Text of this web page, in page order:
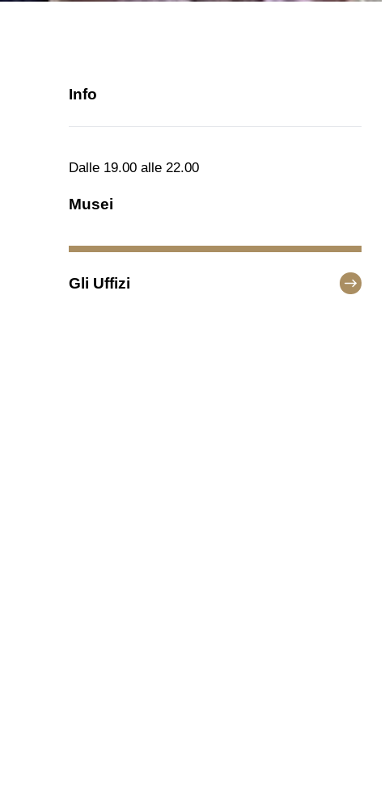
Info
Dalle 19.00 alle 22.00
Musei
Gli Uffizi